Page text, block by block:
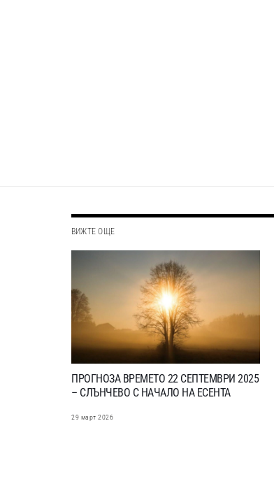
ВИЖТЕ ОЩЕ
ПРОГНОЗА ВРЕМЕТО 22 СЕПТЕМВРИ 2025
– СЛЪНЧЕВО С НАЧАЛО НА ЕСЕНТА
29 март 2026